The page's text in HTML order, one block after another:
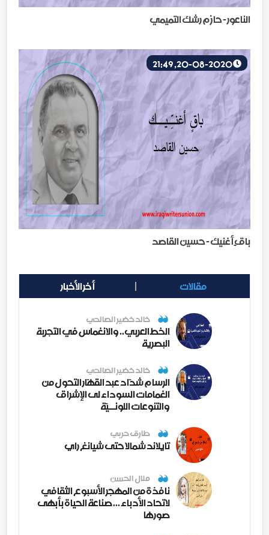
الناعور - حازم رشك التميمي
باقٍ أغنيك - حسين القاصد
مقالات أخر الأخبار
خالد خضير الصالحي
الخط العربي.. والانغماس في التجربة
البصرية
خالد خضير الصالحي
الرسام شدّاد عبد القهّار التحول من
الغمامات السوداء لى الإشراق
والتنوعات اللونــيّة
طارق حربي
تايلاند شمالا حتى شيانغ راي
منال الحسن
نافذة من المهجر الأسبوع الثقافي
لاتحاد الأدباء ... صناعة الحياة بأبهى
صورها